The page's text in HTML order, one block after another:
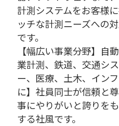
計測システムをお客様
ッチな計測ニーズへの
です。
【幅広い事業分野】自
業計測、鉄道、交通シ
ー、医療、土木、イン
に】社員同士が信頼と
事にやりがいと誇りを
する社風です。